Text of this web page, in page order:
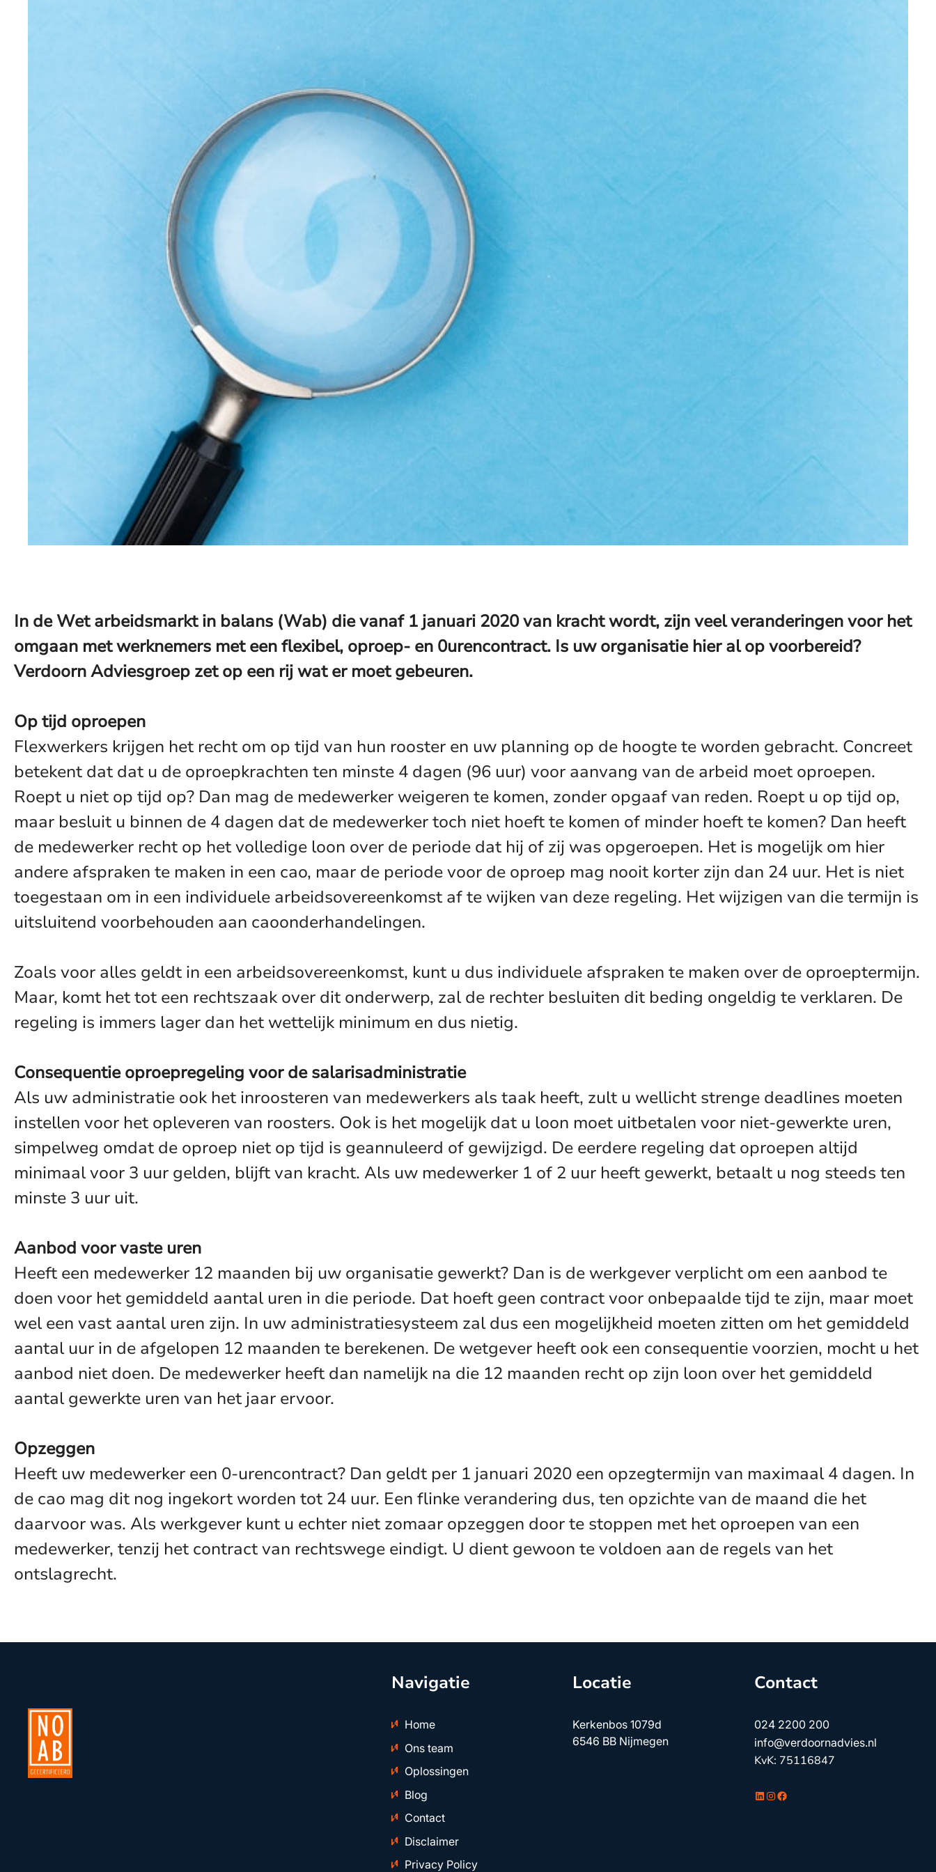
In de Wet arbeidsmarkt in balans (Wab) die vanaf 1 januari 2020 van kracht wordt, zijn veel veranderingen voor het
omgaan met werknemers met een flexibel, oproep- en 0urencontract. Is uw organisatie hier al op voorbereid?
Verdoorn Adviesgroep zet op een rij wat er moet gebeuren.
Op tijd oproepen
Flexwerkers krijgen het recht om op tijd van hun rooster en uw planning op de hoogte te worden gebracht. Concreet
betekent dat dat u de oproepkrachten ten minste 4 dagen (96 uur) voor aanvang van de arbeid moet oproepen.
Roept u niet op tijd op? Dan mag de medewerker weigeren te komen, zonder opgaaf van reden. Roept u op tijd op,
maar besluit u binnen de 4 dagen dat de medewerker toch niet hoeft te komen of minder hoeft te komen? Dan heeft
de medewerker recht op het volledige loon over de periode dat hij of zij was opgeroepen. Het is mogelijk om hier
andere afspraken te maken in een cao, maar de periode voor de oproep mag nooit korter zijn dan 24 uur. Het is niet
toegestaan om in een individuele arbeidsovereenkomst af te wijken van deze regeling. Het wijzigen van die termijn is
uitsluitend voorbehouden aan caoonderhandelingen.
Zoals voor alles geldt in een arbeidsovereenkomst, kunt u dus individuele afspraken te maken over de oproeptermijn.
Maar, komt het tot een rechtszaak over dit onderwerp, zal de rechter besluiten dit beding ongeldig te verklaren. De
regeling is immers lager dan het wettelijk minimum en dus nietig.
Consequentie oproepregeling voor de salarisadministratie
Als uw administratie ook het inroosteren van medewerkers als taak heeft, zult u wellicht strenge deadlines moeten
instellen voor het opleveren van roosters. Ook is het mogelijk dat u loon moet uitbetalen voor niet-gewerkte uren,
simpelweg omdat de oproep niet op tijd is geannuleerd of gewijzigd. De eerdere regeling dat oproepen altijd
minimaal voor 3 uur gelden, blijft van kracht. Als uw medewerker 1 of 2 uur heeft gewerkt, betaalt u nog steeds ten
minste 3 uur uit.
Aanbod voor vaste uren
Heeft een medewerker 12 maanden bij uw organisatie gewerkt? Dan is de werkgever verplicht om een aanbod te
doen voor het gemiddeld aantal uren in die periode. Dat hoeft geen contract voor onbepaalde tijd te zijn, maar moet
wel een vast aantal uren zijn. In uw administratiesysteem zal dus een mogelijkheid moeten zitten om het gemiddeld
aantal uur in de afgelopen 12 maanden te berekenen. De wetgever heeft ook een consequentie voorzien, mocht u het
aanbod niet doen. De medewerker heeft dan namelijk na die 12 maanden recht op zijn loon over het gemiddeld
aantal gewerkte uren van het jaar ervoor.
Opzeggen
Heeft uw medewerker een 0-urencontract? Dan geldt per 1 januari 2020 een opzegtermijn van maximaal 4 dagen. In
de cao mag dit nog ingekort worden tot 24 uur. Een flinke verandering dus, ten opzichte van de maand die het
daarvoor was. Als werkgever kunt u echter niet zomaar opzeggen door te stoppen met het oproepen van een
medewerker, tenzij het contract van rechtswege eindigt. U dient gewoon te voldoen aan de regels van het
ontslagrecht.
Navigatie
Home
Ons team
Oplossingen
Blog
Contact
Disclaimer
Privacy Policy
Locatie
Kerkenbos 1079d
6546 BB Nijmegen
Contact
024 2200 200
info@verdoornadvies.nl
KvK: 75116847
LinkedIn
Instagram
Facebook